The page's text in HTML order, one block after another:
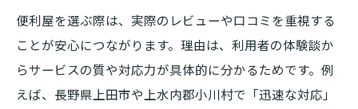
便利屋を選ぶ際は、実際のレビューや口コミを重視する
ことが安心につながります。理由は、利用者の体験談か
らサービスの質や対応力が具体的に分かるためです。例
えば、長野県上田市や上水内郡小川村で「迅速な対応」